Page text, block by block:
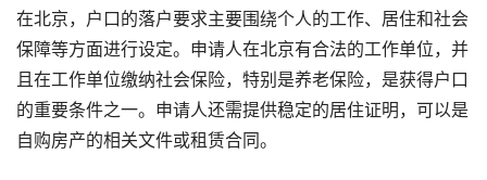
在北京，户口的落户要求主要围绕个人的工作、居住和社会
保障等方面进行设定。申请人在北京有合法的工作单位，并
且在工作单位缴纳社会保险，特别是养老保险，是获得户口
的重要条件之一。申请人还需提供稳定的居住证明，可以是
自购房产的相关文件或租赁合同。